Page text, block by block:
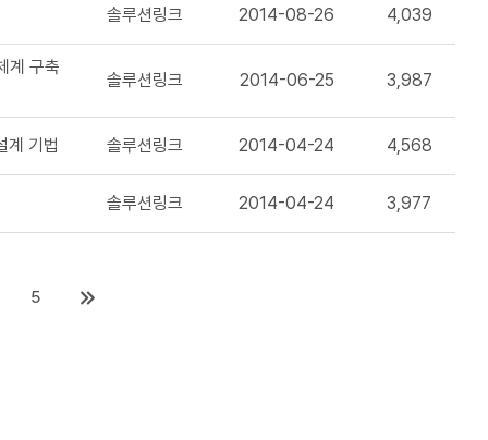
솔루션링크 2014-08-26 4,039
계 구축
솔루션링크 2014-06-25 3,987
계 기법 솔루션링크 2014-04-24 4,568
솔루션링크 2014-04-24 3,977
5